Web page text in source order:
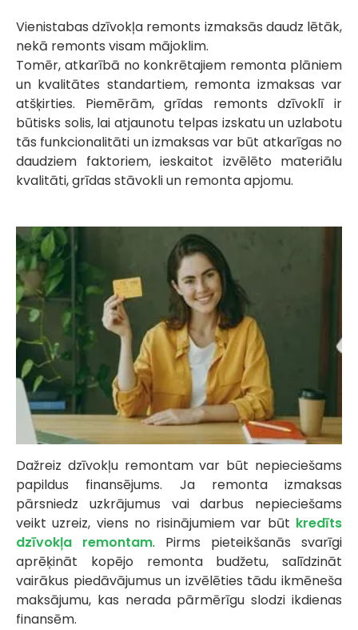
Vienistabas dzīvokļa remonts izmaksās daudz lētāk,
nekā remonts visam mājoklim.
Tomēr, atkarībā no konkrētajiem remonta plāniem
un kvalitātes standartiem, remonta izmaksas var
atšķirties. Piemērām, grīdas remonts dzīvoklī ir
būtisks solis, lai atjaunotu telpas izskatu un uzlabotu
tās funkcionalitāti un izmaksas var būt atkarīgas no
daudziem faktoriem, ieskaitot izvēlēto materiālu
kvalitāti, grīdas stāvokli un remonta apjomu.
Dažreiz dzīvokļu remontam var būt nepieciešams
papildus finansējums. Ja remonta izmaksas
pārsniedz uzkrājumus vai darbus nepieciešams
veikt uzreiz, viens no risinājumiem var būt kredīts
dzīvokļa remontam. Pirms pieteikšanās svarīgi
aprēķināt kopējo remonta budžetu, salīdzināt
vairākus piedāvājumus un izvēlēties tādu ikmēneša
maksājumu, kas nerada pārmērīgu slodzi ikdienas
finansēm.